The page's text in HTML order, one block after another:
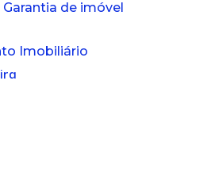
de imóvel
Imobiliário